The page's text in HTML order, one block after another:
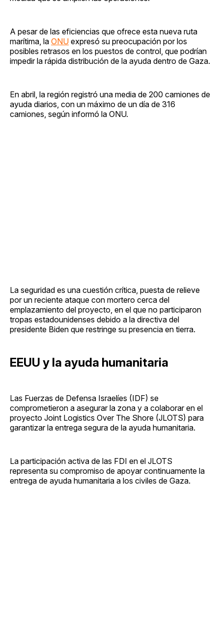
A pesar de las eficiencias que ofrece esta nueva ruta
marítima, la ONU expresó su preocupación por los
posibles retrasos en los puestos de control, que podrían
impedir la rápida distribución de la ayuda dentro de Gaza.
En abril, la región registró una media de 200 camiones de
ayuda diarios, con un máximo de un día de 316
camiones, según informó la ONU.
La seguridad es una cuestión crítica, puesta de relieve
por un reciente ataque con mortero cerca del
emplazamiento del proyecto, en el que no participaron
tropas estadounidenses debido a la directiva del
presidente Biden que restringe su presencia en tierra.
EEUU y la ayuda humanitaria
Las Fuerzas de Defensa Israelíes (IDF) se
comprometieron a asegurar la zona y a colaborar en el
proyecto Joint Logistics Over The Shore (JLOTS) para
garantizar la entrega segura de la ayuda humanitaria.
La participación activa de las FDI en el JLOTS
representa su compromiso de apoyar continuamente la
entrega de ayuda humanitaria a los civiles de Gaza.